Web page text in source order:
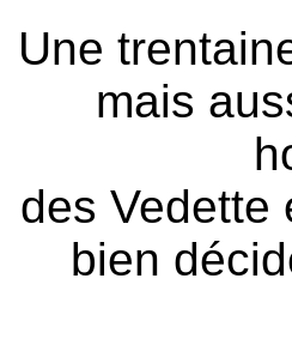
Une
mais
des Vedette
bien